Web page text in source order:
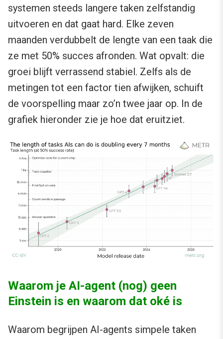
systemen steeds langere taken zelfstandig
uitvoeren en dat gaat hard. Elke zeven
maanden verdubbelt de lengte van een taak die
ze met 50% succes afronden. Wat opvalt: die
groei blijft verrassend stabiel. Zelfs als de
metingen tot een factor tien afwijken, schuift
de voorspelling maar zo’n twee jaar op. In de
grafiek hieronder zie je hoe dat eruitziet.
Waarom je AI-agent (nog) geen
Einstein is en waarom dat oké is
Waarom begrijpen AI-agents simpele taken